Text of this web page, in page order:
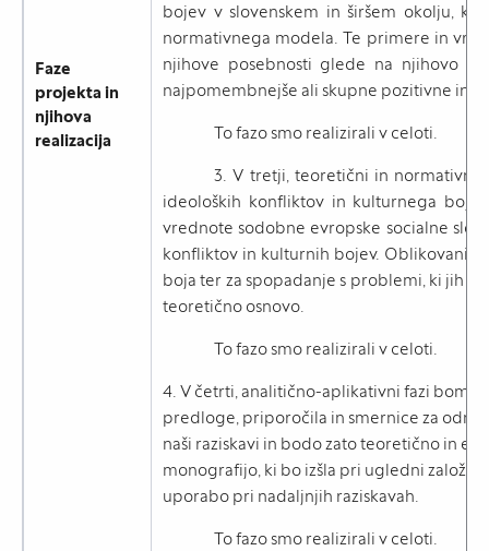
Faze
projekta in
njihova
realizacija
bojev v slovenskem in širšem okolju, ki
normativnega modela. Te primere in
njihove posebnosti glede na njihovo
najpomembnejše ali skupne pozitivne in
To fazo smo realizirali v celoti.
3. V tretji, teoretični in normativni
ideoloških konfliktov in kulturnega
vrednote sodobne evropske socialne
konfliktov in kulturnih bojev. Oblikovani
boja ter za spopadanje s problemi, ki jih
teoretično osnovo.
To fazo smo realizirali v celoti.
4. V četrti, analitično-aplikativni fazi
predloge, priporočila in smernice za
naši raziskavi in bodo zato teoretično in
monografijo, ki bo izšla pri ugledni
uporabo pri nadaljnjih raziskavah.
To fazo smo realizirali v celoti.